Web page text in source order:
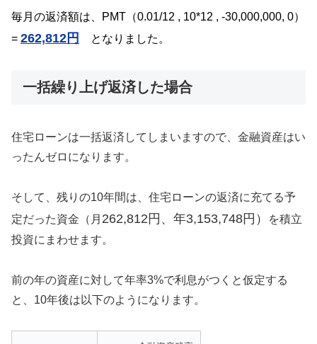
毎月の返済額は、PMT（0.01/12 , 10*12 , -30,000,000, 0）
= 262,812円 となりました。
一括繰り上げ返済した場合
住宅ローンは一括返済してしまいますので、金融資産はい
ったんゼロになります。
そして、残りの10年間は、住宅ローンの返済に充てる予
定だった資金（ 月 262,812円、年3,153,748円）
を積立
投資にまわせます。
前の年の資産に対して年率3%で利息がつくと仮定する
と、10年後は以下のようになります。